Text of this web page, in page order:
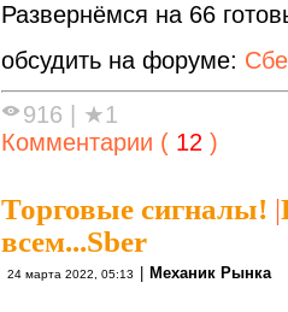
Развернёмся на 66
обсудить на форуме:
916
★1
Комментарии ( 12 )
Торговые сигналы! |
всем...Sber
24 марта 2022, 05:13 Механик Рынка